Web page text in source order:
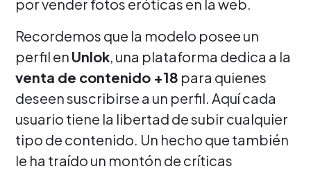
por vender fotos eróticas en la web.
Recordemos que la modelo posee un
perfil en Unlok, una plataforma dedica a la
venta de contenido +18 para quienes
deseen suscribirse a un perfil. Aquí cada
usuario tiene la libertad de subir cualquier
tipo de contenido. Un hecho que también
le ha traído un montón de críticas